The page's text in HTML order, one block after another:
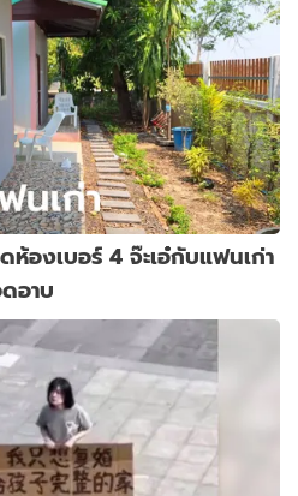
องเบอร์ 4 จ๊ะเอ๋กับแฟนเก่า
อาบ